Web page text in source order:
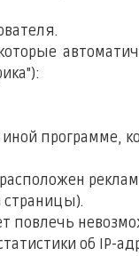
программе,
страницы).
повлечь
об